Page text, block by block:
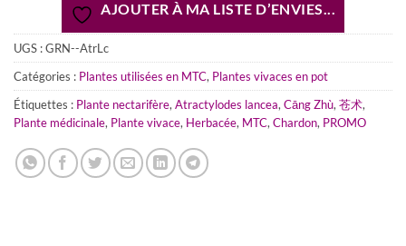
AJOUTER À MA LISTE D’ENVIES...
UGS :GRN--AtrLc
Catégories : Plantes utilisées en MTC, Plantes vivaces en pot
Étiquettes : Plante nectarifère,Atractylodes lancea,Cāng Zhù,苍术,
Plante médicinale, Plante vivace, Herbacée, MTC,Chardon, PROMO